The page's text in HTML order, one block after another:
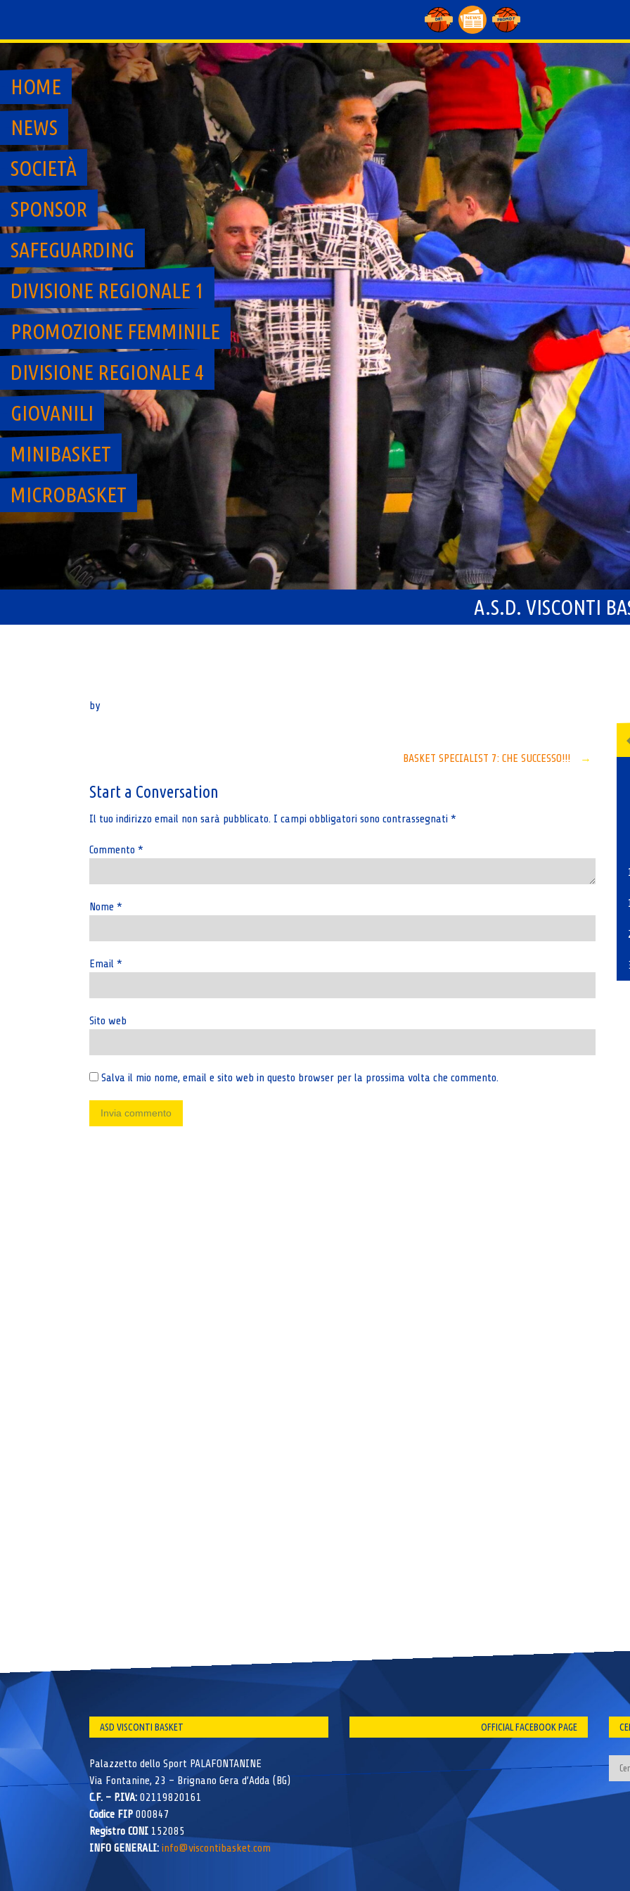
content
A.S.D. VISCONTI
HOME
NEWS
SOCIETÀ
SPONSOR
SAFEGUARDING
DIVISIONE REGIONALE 1
PROMOZIONE FEMMINILE
DIVISIONE REGIONALE 4
GIOVANILI
MINIBASKET
MICROBASKET
by
navigation
BASKET SPECIALIST 7: CHE SUCCESSO!!! →
Start a Conversation
Il tuo indirizzo email non sarà pubblicato. I campi obbligatori sono contrassegnati *
Commento *
Nome *
Email *
Sito web
Salva il mio nome, email e sito web in questo browser per la prossima volta che commento.
ASD VISCONTI BASKET
Palazzetto dello Sport PALAFONTANINE
Via Fontanine, 23 – Brignano Gera d’Adda (BG)
C.F. – P.IVA: 02119820161
Codice FIP 000847
Registro CONI 152085
INFO GENERALI: info@viscontibasket.com
OFFICIAL FACEBOOK PAGE